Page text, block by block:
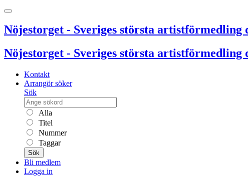
Nöjestorget - Sveriges största
Nöjestorget - Sveriges största
Kontakt
Arrangör söker
Sök
Alla
Titel
Nummer
Taggar
Sök
Bli medlem
Logga in